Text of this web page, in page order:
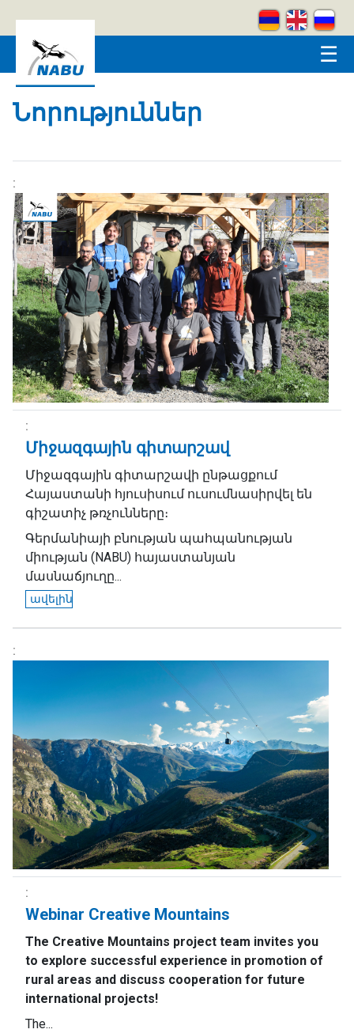
☰
Նորություններ
Միջազգային գիտարշավ
Միջազգային գիտարշավի ընթացքում
Հայաստանի հյուսիսում ուսումնասիրվել են
գիշատիչ թռչունները։
Գերմանիայի բնության պահպանության
միության (NABU) հայաստանյան
մասնաճյուղը...
ավելին
Webinar Creative Mountains
The Creative Mountains project team invites you
to explore successful experience in promotion of
rural areas and discuss cooperation for future
international projects!
The...